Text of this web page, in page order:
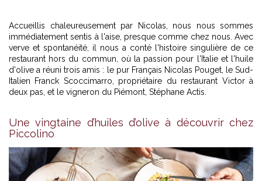
Accueillis chaleureusement par Nicolas, nous nous sommes
immédiatement sentis à l'aise, presque comme chez nous. Avec
verve et spontanéité, il nous a conté l'histoire singulière de ce
restaurant hors du commun, où la passion pour l'Italie et l'huile
d'olive a réuni trois amis : le pur Français Nicolas Pouget, le Sud-
Italien Franck Scoccimarro, propriétaire du restaurant Victor à
deux pas, et le vigneron du Piémont, Stéphane Actis.
Une vingtaine d’huiles d’olive à découvrir chez
Piccolino